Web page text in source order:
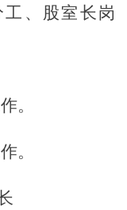
、股室长岗
。
。